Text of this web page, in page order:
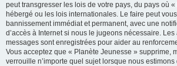
peut transgresser les lois de votre pays, du pays où
hébergé ou les lois internationales. Le faire peut
bannissement immédiat et permanent, avec une
d’accès à Internet si nous le jugeons nécessaire.
messages sont enregistrées pour aider au
Vous acceptez que « Planète Jeunesse » supprime,
verrouille n’importe quel sujet lorsque nous